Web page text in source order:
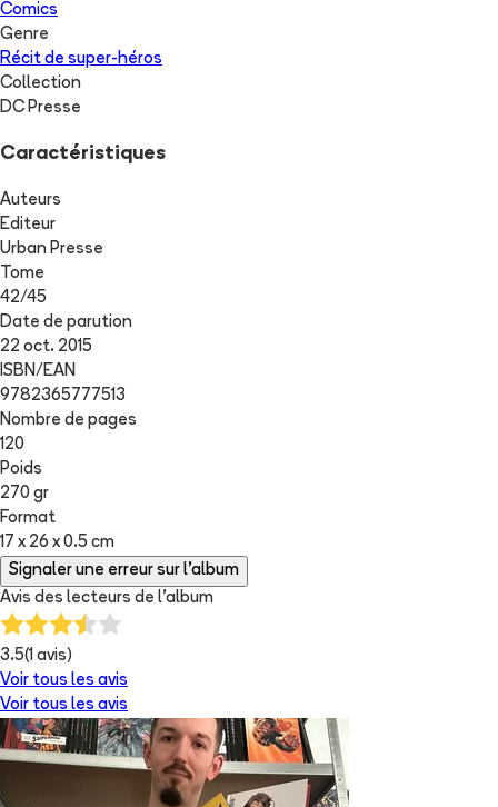
Comics
Genre
Récit de super-héros
Collection
DC Presse
Caractéristiques
Auteurs
Editeur
Urban Presse
Tome
42/45
Date de parution
22 oct. 2015
ISBN/EAN
9782365777513
Nombre de pages
120
Poids
270 gr
Format
17 x 26 x 0.5 cm
Signaler une erreur sur l'album
Avis des lecteurs de l'album
3.5(1 avis)
Voir tous les avis
Voir tous les avis